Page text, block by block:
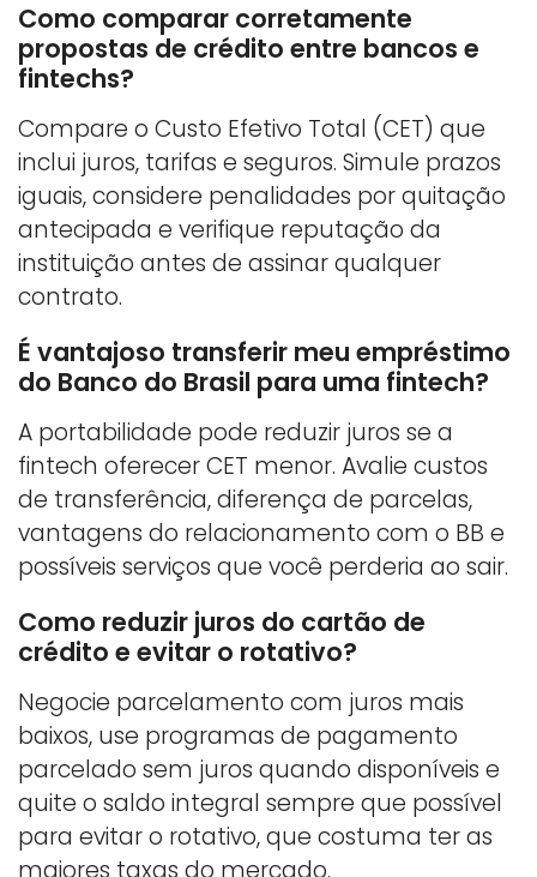
Como comparar corretamente
propostas de crédito entre bancos e
fintechs?
Compare o Custo Efetivo Total (CET) que
inclui juros, tarifas e seguros. Simule prazos
iguais, considere penalidades por quitação
antecipada e verifique reputação da
instituição antes de assinar qualquer
contrato.
É vantajoso transferir meu empréstimo
do Banco do Brasil para uma fintech?
A portabilidade pode reduzir juros se a
fintech oferecer CET menor. Avalie custos
de transferência, diferença de parcelas,
vantagens do relacionamento com o BB e
possíveis serviços que você perderia ao sair.
Como reduzir juros do cartão de
crédito e evitar o rotativo?
Negocie parcelamento com juros mais
baixos, use programas de pagamento
parcelado sem juros quando disponíveis e
quite o saldo integral sempre que possível
para evitar o rotativo, que costuma ter as